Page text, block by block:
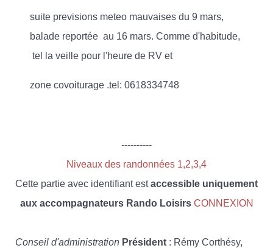
suite previsions meteo mauvaises du 9 mars,
balade reportée au 16 mars. Comme d'habitude,
tel la veille pour l'heure de RV et
zone covoiturage .tel: 0618334748
----------
Niveaux des randonnées 1,2,3,4
Cette partie avec identifiant estaccessible uniquement
aux accompagnateurs Rando Loisirs CONNEXION
Conseil d'administration Président : Rémy Corthésy,